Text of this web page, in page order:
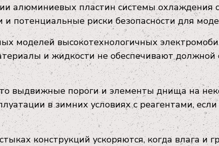
алюминиевых пластин системы охлаждения
потенциальные риски безопасности для
моделей высокотехнологичных
и жидкости не обеспечивают должной
выдвижные пороги и элементы днища на
в зимних условиях с реагентами,
конструкций ускоряются, когда влага и